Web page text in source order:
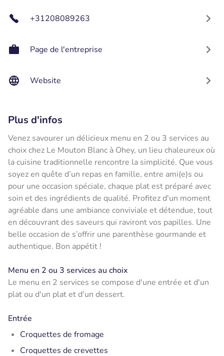
+31208089263
Page de l'entreprise
Website
Plus d'infos
Venez savourer un délicieux menu en 2 ou 3 services au
choix chez Le Mouton Blanc à Ohey, un lieu chaleureux où
la cuisine traditionnelle rencontre la simplicité. Que vous
soyez en quête d’un repas en famille, entre ami(e)s ou
pour une occasion spéciale, chaque plat est préparé avec
soin et des ingrédients de qualité. Profitez d'un moment
agréable dans une ambiance conviviale et détendue, tout
en découvrant des saveurs qui raviront vos papilles. Une
belle occasion de s’offrir une parenthèse gourmande et
authentique. Bon appétit !
Menu en 2 ou 3 services au choix
Le menu en 2 services se compose d'une entrée et d'un
plat ou d'un plat et d'un dessert.
Entrée
Croquettes de fromage
Croquettes de crevettes